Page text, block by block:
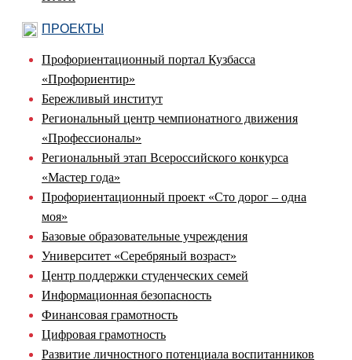
ПРОЕКТЫ
Профориентационный портал Кузбасса
«Профориентир»
Бережливый институт
Региональный центр чемпионатного движения
«Профессионалы»
Региональный этап Всероссийского конкурса
«Мастер года»
Профориентационный проект «Сто дорог – одна
моя»
Базовые образовательные учреждения
Университет «Серебряный возраст»
Центр поддержки студенческих семей
Информационная безопасность
Финансовая грамотность
Цифровая грамотность
Развитие личностного потенциала воспитанников